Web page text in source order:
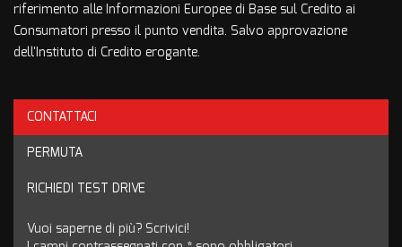
Ho letto e accettol'informativa privacy*
Acconsento al trattamento dei miei dati per finalità di
Invia la tua richiesta
riferimento alle Informazioni Europee di Base sul Credito ai
Consumatori presso il punto vendita. Salvo approvazione
dell'Instituto di Credito erogante.
CONTATTACI
PERMUTA
RICHIEDI TEST DRIVE
Vuoi saperne di più? Scrivici!